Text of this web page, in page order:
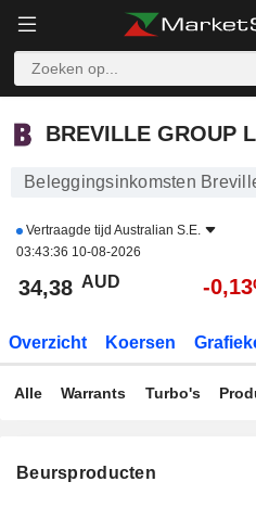
BREVILLE GROUP LIMITED
BREVILLE GROUP
Beleggingsinkomsten
Vertraagde tijd Australian S.E.
03:43:36 10-08-2026
34,38 AUD -
Overzicht Koersen
Alle Warrants Turbo's
Beursproducten